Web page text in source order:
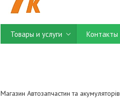
Товары и услуги Контакты
Магазин Автозапчастин та акумуляторів